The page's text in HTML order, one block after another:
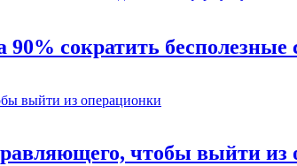
сократить бесполезные
чтобы выйти из